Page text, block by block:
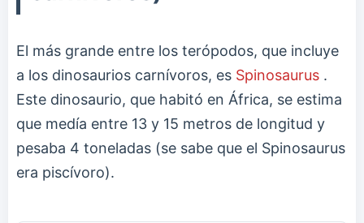
El más grande entre los terópodos, que incluye
a los dinosaurios carnívoros, es Spinosaurus .
Este dinosaurio, que habitó en África, se estima
que medía entre 13 y 15 metros de longitud y
pesaba 4 toneladas (se sabe que el Spinosaurus
era piscívoro).